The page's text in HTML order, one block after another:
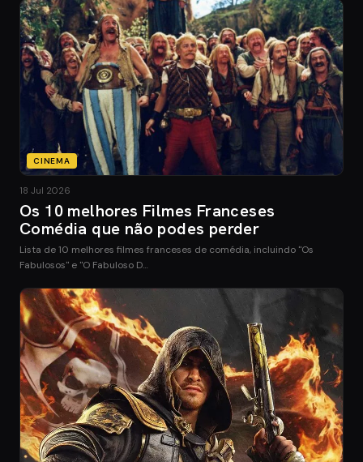
CINEMA
18 Jul 2026
Os 10 melhores Filmes Franceses
Comédia que não podes perder
Lista de 10 melhores filmes franceses de comédia, incluindo "Os
Fabulosos" e "O Fabuloso D…